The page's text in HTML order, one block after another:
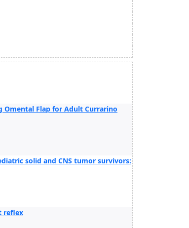
Omental Flap for Adult Currarino
solid and CNS tumor survivors:
reflex